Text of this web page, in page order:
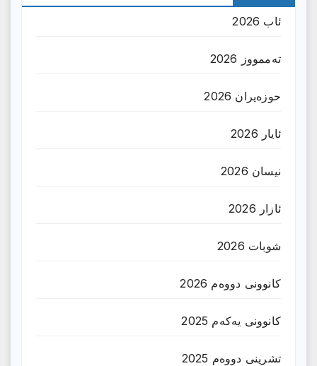
ئاب 2026
تەممووز 2026
حوزه‌یران 2026
ئایار 2026
نیسان 2026
ئازار 2026
شوبات 2026
کانوونی دووەم 2026
کانوونی یەکەم 2025
تشرینی دووەم 2025